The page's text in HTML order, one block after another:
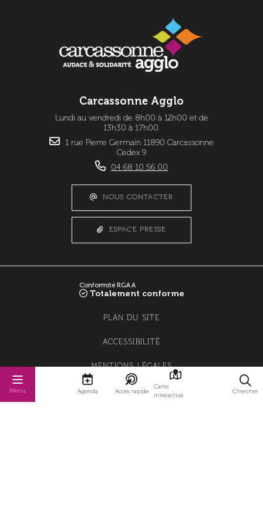
Menu Agenda Accès rapide
Carte
interactive
Chercher
Carcassonne Agglo
Lundi au vendredi de 8h00 à 12h00 et de
13h30 à 17h00.
1 rue Pierre Germain 11890 Carcassonne
Cedex 9
04 68 10 56 00
NOUS CONTACTER
ESPACE PRESSE
Conformité RGAA
Totalement conforme
PLAN DU SITE
ACCESSIBILITÉ
MENTIONS LÉGALES
POLITIQUE DE CONFIDENTIALITÉ